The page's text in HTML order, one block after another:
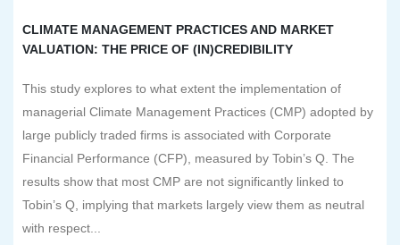
CLIMATE MANAGEMENT PRACTICES AND MARKET
VALUATION: THE PRICE OF (IN)CREDIBILITY
This study explores to what extent the implementation of
managerial Climate Management Practices (CMP) adopted by
large publicly traded firms is associated with Corporate
Financial Performance (CFP), measured by Tobin’s Q. The
results show that most CMP are not significantly linked to
Tobin’s Q, implying that markets largely view them as neutral
with respect...